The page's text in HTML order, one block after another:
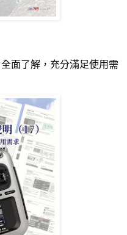
面了解，充分滿足使用需